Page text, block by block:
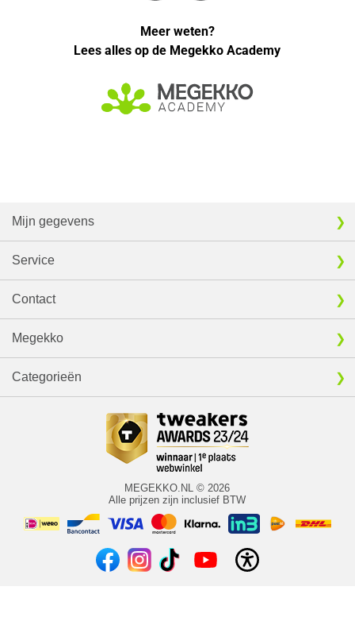
Meer weten?
Lees alles op de Megekko Academy
Mijn gegevens
Service
Contact
Megekko
Categorieën
MEGEKKO.NL © 2026
Alle prijzen zijn inclusief BTW